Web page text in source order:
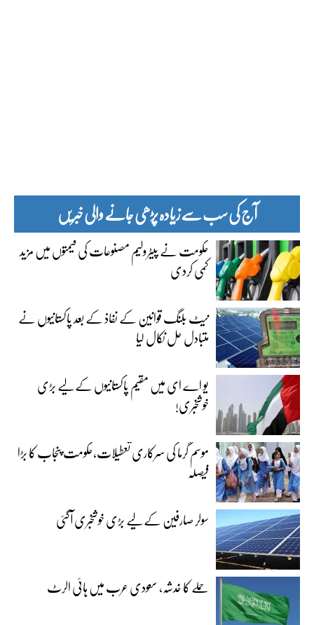
آج کی سب سے زیادہ پڑھی جانے والی خبریں
حکومت نے پیٹرولیم مصنوعات کی قیمتوں میں مزید
کمی کردی
نیٹ بلنگ قوانین کے نفاذ کے بعد پاکستانیوں نے
متبادل حل نکال لیا
یو اے ای میں مقیم پاکستانیوں کے لیے بڑی
خوشخبری!
موسم گرما کی سرکاری تعطیلات،حکومت پنجاب کا بڑا
فیصلہ
سولر صارفین کے لیے بڑی خوشخبری آگئی
حملے کا خدشہ، سعودی عرب میں ہائی الرٹ